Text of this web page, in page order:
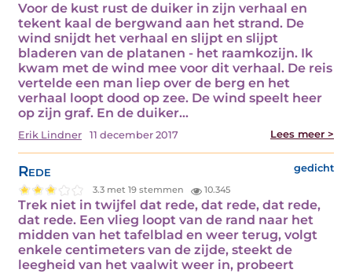
Voor de kust rust de duiker in zijn verhaal en
tekent kaal de bergwand aan het strand. De
wind snijdt het verhaal en slijpt en slijpt
bladeren van de platanen - het raamkozijn. Ik
kwam met de wind mee voor dit verhaal. De reis
vertelde een man liep over de berg en het
verhaal loopt dood op zee. De wind speelt heer
op zijn graf. En de duiker…
Erik Lindner 11 december 2017 Lees meer >
Rede gedicht
3.3 met 19 stemmen 10.345
Trek niet in twijfel dat rede, dat rede, dat rede,
dat rede. Een vlieg loopt van de rand naar het
midden van het tafelblad en weer terug, volgt
enkele centimeters van de zijde, steekt de
leegheid van het vaalwit weer in, probeert